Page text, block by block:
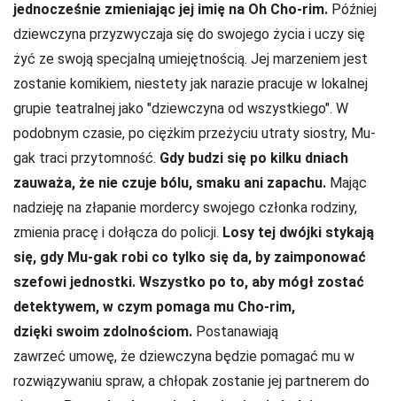
jednocześnie zmieniając jej imię na Oh Cho-rim. Później
dziewczyna przyzwyczaja się do swojego życia i uczy się
żyć ze swoją specjalną umiejętnością. Jej marzeniem jest
zostanie komikiem, niestety jak narazie pracuje w lokalnej
grupie teatralnej jako "dziewczyna od wszystkiego". W
podobnym czasie, po ciężkim przeżyciu utraty siostry, Mu-
gak traci przytomność. Gdy budzi się po kilku dniach
zauważa, że nie czuje bólu, smaku ani zapachu. Mając
nadzieję na złapanie mordercy swojego członka rodziny,
zmienia pracę i dołącza do policji. Losy tej dwójki stykają
się, gdy Mu-gak robi co tylko się da, by zaimponować
szefowi jednostki. Wszystko po to, aby mógł zostać
detektywem, w czym pomaga mu Cho-rim,
dzięki swoim zdolnościom. Postanawiają
zawrzeć umowę, że dziewczyna będzie pomagać mu w
rozwiązywaniu spraw, a chłopak zostanie jej partnerem do